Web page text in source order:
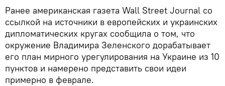
Ранее американская газета Wall Street Journal со
ссылкой на источники в европейских и украинских
дипломатических кругах сообщила о том, что
окружение Владимира Зеленского дорабатывает
его план мирного урегулирования на Украине из 10
пунктов и намерено представить свои идеи
примерно в феврале.